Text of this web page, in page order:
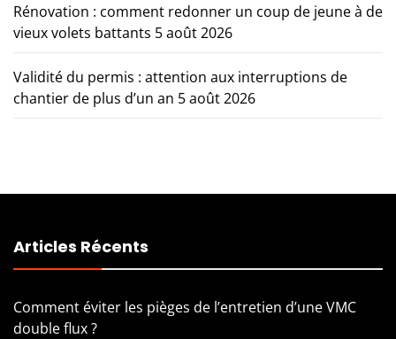
Rénovation : comment redonner un coup de jeune à de
vieux volets battants 5 août 2026
Validité du permis : attention aux interruptions de
chantier de plus d’un an 5 août 2026
Articles Récents
Comment éviter les pièges de l’entretien d’une VMC
double flux ?